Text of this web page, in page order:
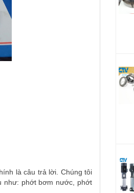
là câu trả lời. Chúng tôi
như: phớt bơm nước, phớt